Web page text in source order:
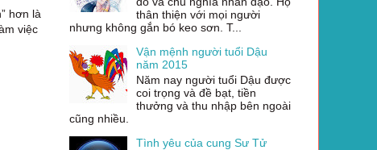
hơn là
việc
thân thiện với mọi người
nhưng không gắn bó keo sơn. T...
Vận mệnh người tuổi Dậu
năm 2015
Năm nay người tuổi Dậu được
coi trọng và đề bạt, tiền
thưởng và thu nhập bên ngoài
cũng nhiều.
Tình yêu của cung Sư Tử